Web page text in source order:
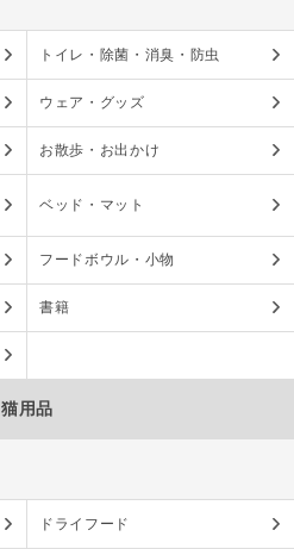
トイレ・除菌・消臭・防虫
ウェア・グッズ
お散歩・お出かけ
ベッド・マット
フードボウル・小物
書籍
猫用品
ドライフード